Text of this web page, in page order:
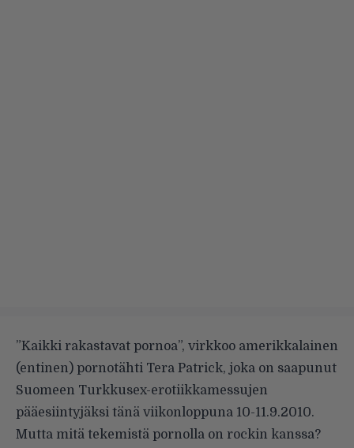
”Kaikki rakastavat pornoa”, virkkoo amerikkalainen
(entinen) pornotähti Tera Patrick, joka on saapunut
Suomeen Turkkusex-erotiikkamessujen
pääesiintyjäksi tänä viikonloppuna 10-11.9.2010.
Mutta mitä tekemistä pornolla on rockin kanssa?